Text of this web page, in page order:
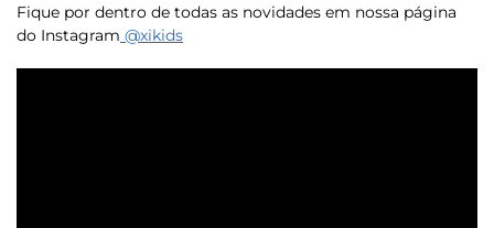
Fique por dentro de todas as novidades em nossa página
do Instagram @xikids